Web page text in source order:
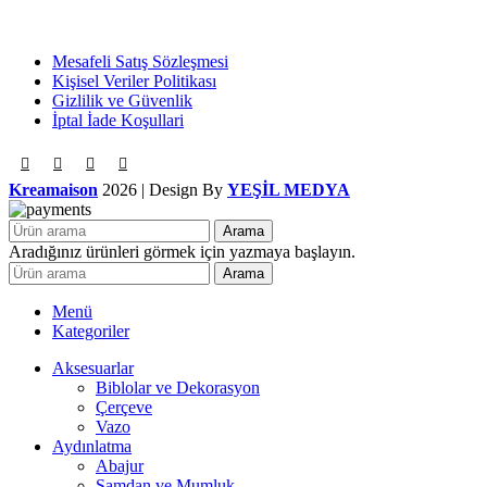
Mesafeli Satış Sözleşmesi
Kişisel Veriler Politikası
Gizlilik ve Güvenlik
İptal İade Koşullari
Kreamaison 2026 | Design By YEŞİL MEDYA
Arama
Aradığınız ürünleri görmek için yazmaya başlayın.
Arama
Menü
Kategoriler
Aksesuarlar
Biblolar ve Dekorasyon
Çerçeve
Vazo
Aydınlatma
Abajur